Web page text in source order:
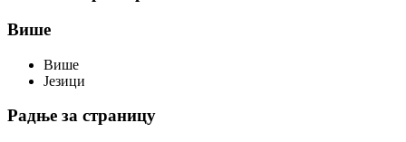
Више
Више
Језици
Радње за страницу